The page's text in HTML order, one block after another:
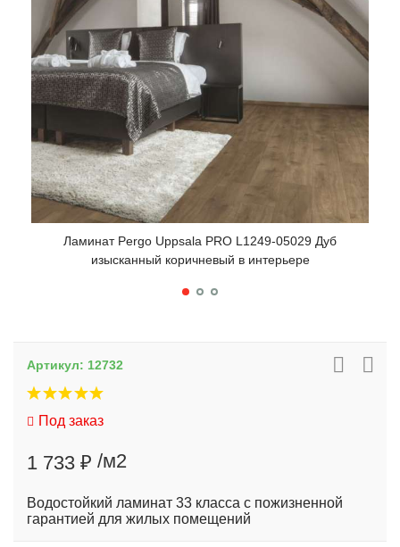
Ламинат Pergo Uppsala PRO L1249-05029 Дуб
изысканный коричневый в интерьере
Артикул: 12732
Под заказ
1 733 ₽ /м2
Водостойкий ламинат 33 класса с пожизненной
гарантией для жилых помещений